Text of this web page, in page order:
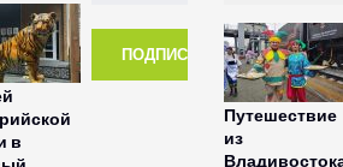
в
Путешествие
из